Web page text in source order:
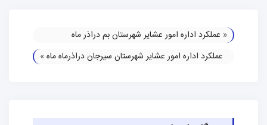
« عملکرد اداره امور عشایر شهرستان بم دراذر ماه
عملکرد اداره امور عشایر شهرستان سیرجان دراذرماه ماه»